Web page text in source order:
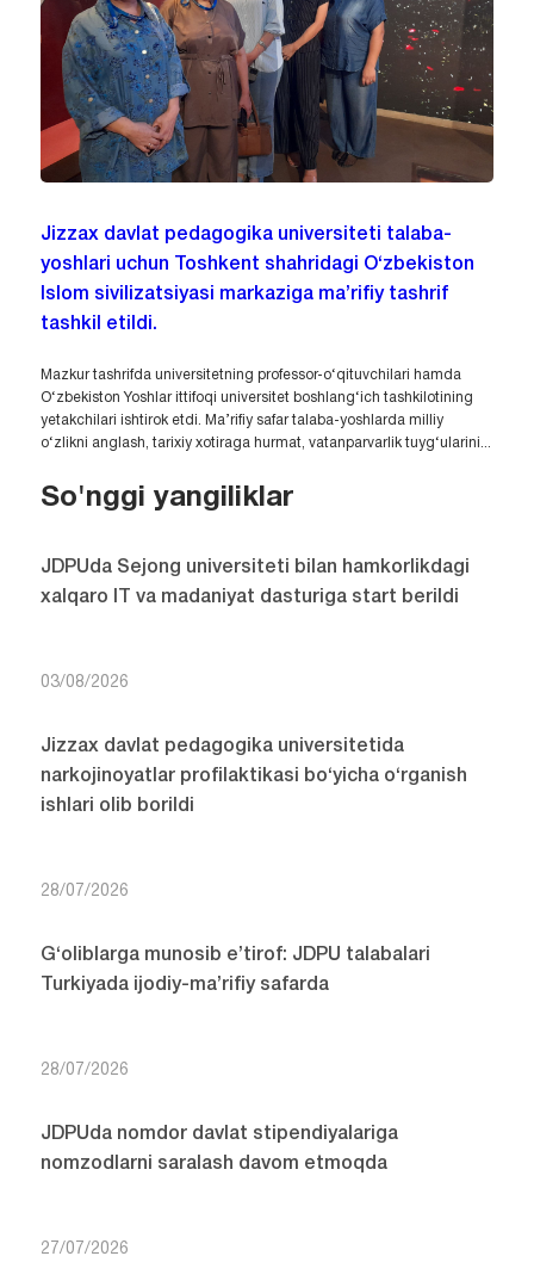
Jizzax davlat pedagogika universiteti talaba-
yoshlari uchun Toshkent shahridagi O‘zbekiston
Islom sivilizatsiyasi markaziga ma’rifiy tashrif
tashkil etildi.
Mazkur tashrifda universitetning professor-o‘qituvchilari hamda
O‘zbekiston Yoshlar ittifoqi universitet boshlang‘ich tashkilotining
yetakchilari ishtirok etdi. Ma’rifiy safar talaba-yoshlarda milliy
o‘zlikni anglash, tarixiy xotiraga hurmat, vatanparvarlik tuyg‘ularini...
So'nggi yangiliklar
JDPUda Sejong universiteti bilan hamkorlikdagi
xalqaro IT va madaniyat dasturiga start berildi
03/08/2026
Jizzax davlat pedagogika universitetida
narkojinoyatlar profilaktikasi bo‘yicha o‘rganish
ishlari olib borildi
28/07/2026
G‘oliblarga munosib e’tirof: JDPU talabalari
Turkiyada ijodiy-ma’rifiy safarda
28/07/2026
JDPUda nomdor davlat stipendiyalariga
nomzodlarni saralash davom etmoqda
27/07/2026